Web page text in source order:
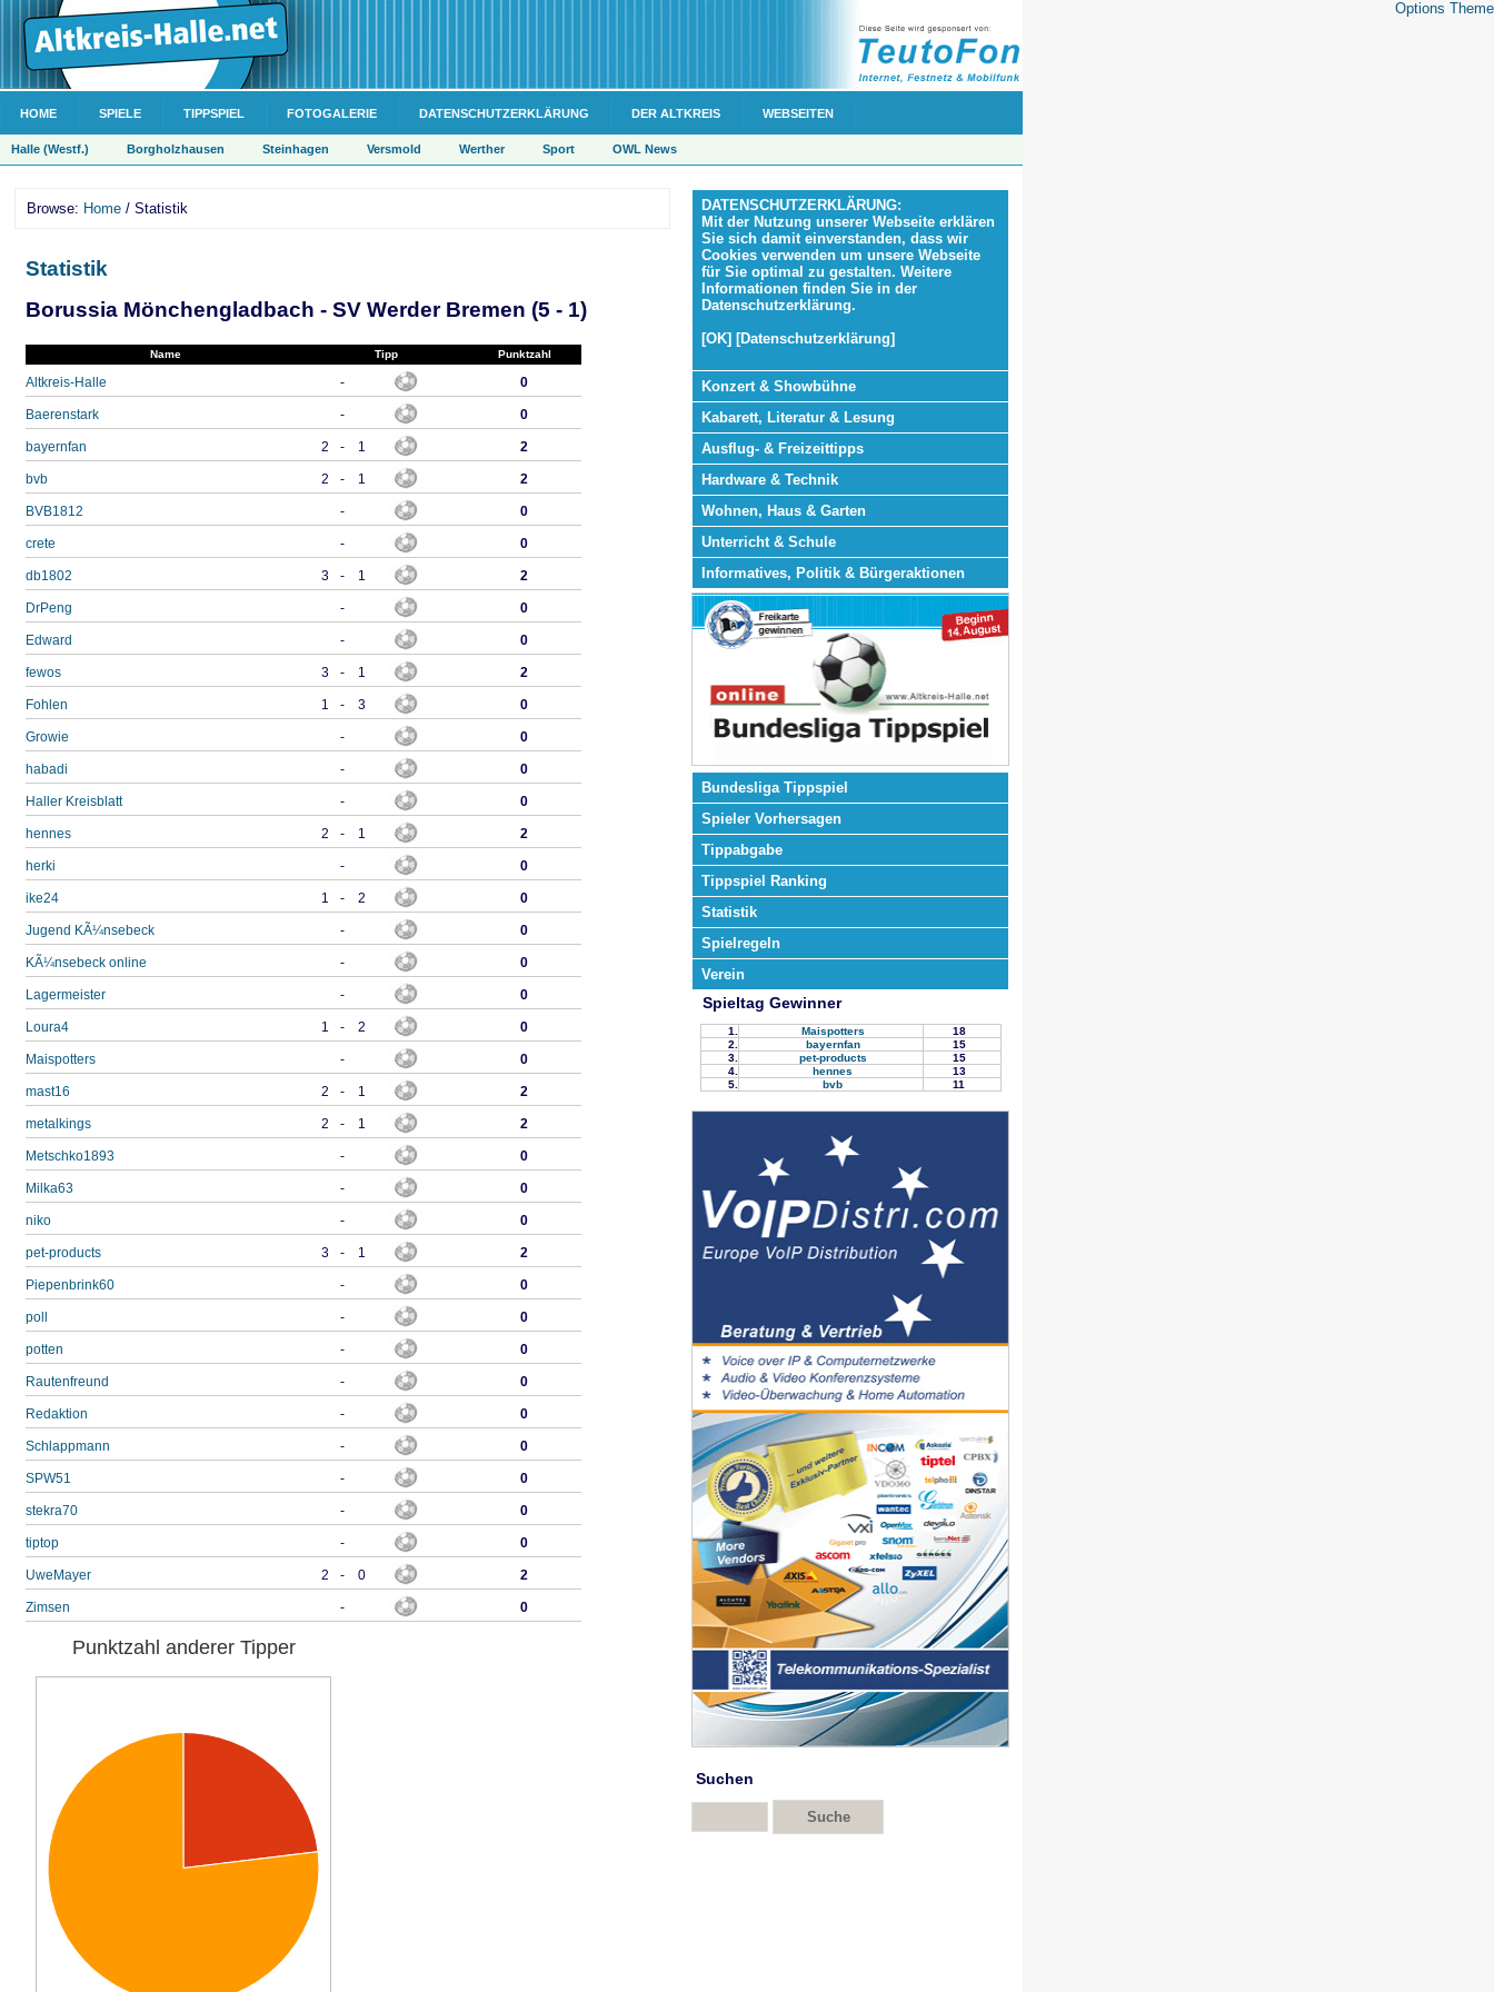
HOME SPIELE TIPPSPIEL FOTOGALERIE DATENSCHUTZERKLÄRUNG DER ALTKREIS WEBSEITEN
Halle (Westf.) Borgholzhausen Steinhagen Versmold Werther Sport OWL News
Browse: Home / Statistik
Statistik
Borussia Mönchengladbach - SV Werder Bremen (5 - 1)
Name Tipp Punktzahl
Altkreis-Halle - 0
Baerenstark - 0
bayernfan 2 - 1 2
bvb 2 - 1 2
BVB1812 - 0
crete - 0
db1802 3 - 1 2
DrPeng - 0
Edward - 0
fewos 3 - 1 2
Fohlen 1 - 3 0
Growie - 0
habadi - 0
Haller Kreisblatt - 0
hennes 2 - 1 2
herki - 0
ike24 1 - 2 0
Jugend KÃ¼nsebeck - 0
KÃ¼nsebeck online - 0
Lagermeister - 0
Loura4 1 - 2 0
Maispotters - 0
mast16 2 - 1 2
metalkings 2 - 1 2
Metschko1893 - 0
Milka63 - 0
niko - 0
pet-products 3 - 1 2
Piepenbrink60 - 0
poll - 0
potten - 0
Rautenfreund - 0
Redaktion - 0
Schlappmann - 0
SPW51 - 0
stekra70 - 0
tiptop - 0
UweMayer 2 - 0 2
Zimsen - 0
Punktzahl anderer Tipper
DATENSCHUTZERKLÄRUNG:
Mit der Nutzung unserer Webseite erklären
Sie sich damit einverstanden, dass wir
Cookies verwenden um unsere Webseite
für Sie optimal zu gestalten. Weitere
Informationen finden Sie in der
Datenschutzerklärung.
[OK] [Datenschutzerklärung]
Konzert & Showbühne
Kabarett, Literatur & Lesung
Ausflug- & Freizeittipps
Hardware & Technik
Wohnen, Haus & Garten
Unterricht & Schule
Informatives, Politik & Bürgeraktionen
Bundesliga Tippspiel
Spieler Vorhersagen
Tippabgabe
Tippspiel Ranking
Statistik
Spielregeln
Verein
Spieltag Gewinner
1. Maispotters
18
2.
bayernfan
15
3.
pet-products
15
4.
hennes
13
5.
bvb 11
Suchen
Options Theme